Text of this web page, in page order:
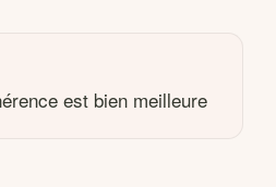
est bien meilleure